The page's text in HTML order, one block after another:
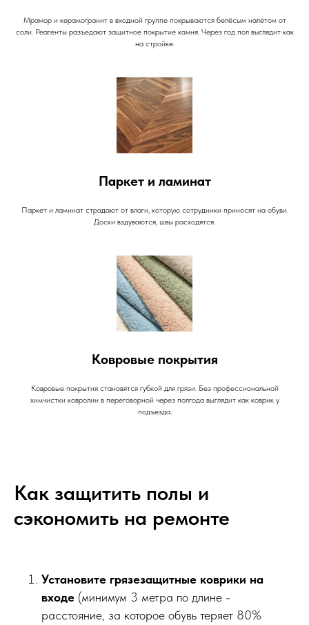
Мрамор и керамогранит в входной группе покрываются белёсым налётом от
соли. Реагенты разъедают защитное покрытие камня. Через год пол выглядит как
на стройке.
Паркет и ламинат
Паркет и ламинат страдают от влаги, которую сотрудники приносят на обуви.
Доски вздуваются, швы расходятся.
Ковровые покрытия
Ковровые покрытия становятся губкой для грязи. Без профессиональной
химчистки ковролин в переговорной через полгода выглядит как коврик у
подъезда.
Как защитить полы и
сэкономить на ремонте
Установите грязезащитные коврики на
входе (минимум 3 метра по длине -
расстояние, за которое обувь теряет 80%